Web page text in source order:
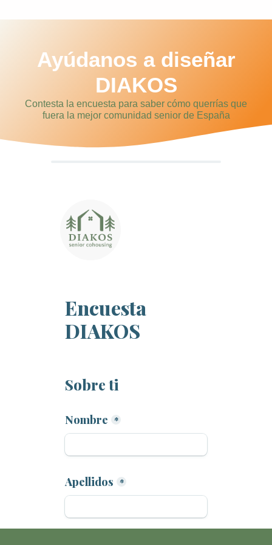
Ayúdanos a diseñar
DIAKOS
Contesta la encuesta para saber cómo querrías que
fuera la mejor comunidad senior de España